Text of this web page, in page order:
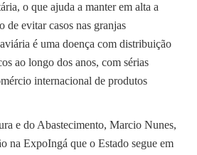
o que ajuda a manter em alta a
evitar casos nas granjas
é uma doença com distribuição
ao longo dos anos, com sérias
internacional de produtos
e do Abastecimento, Marcio Nunes,
na ExpoIngá que o Estado segue em